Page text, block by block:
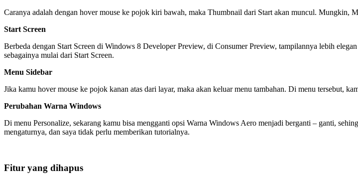
Caranya adalah dengan hover mouse ke pojok kiri bawah, maka Thumbnail dari Start akan muncul. Mungkin,
Start Screen
Berbeda dengan Start Screen di Windows 8 Developer Preview, di Consumer Preview, tampilannya lebih
sebagainya mulai dari Start Screen.
Menu Sidebar
Jika kamu hover mouse ke pojok kanan atas dari layar, maka akan keluar menu tambahan. Di menu tersebut,
Perubahan Warna Windows
Di menu Personalize, sekarang kamu bisa mengganti opsi Warna Windows Aero menjadi berganti – ganti,
mengaturnya, dan saya tidak perlu memberikan tutorialnya.
Fitur yang dihapus